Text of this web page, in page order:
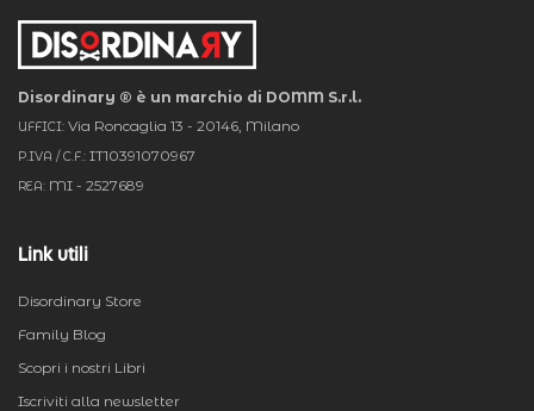
Disordinary ® è un marchio di DOMM S.r.l.
UFFICI: Via Roncaglia 13 - 20146, Milano
P.IVA / C.F.: IT10391070967
REA: MI - 2527689
Link utili
Disordinary Store
Family Blog
Scopri i nostri Libri
Iscriviti alla newsletter